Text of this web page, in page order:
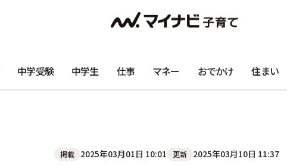
中学受験 中学生 仕事 マネー おでかけ 住まい
掲載 2025年03月01日 10:01 更新 2025年03月10日 11:37